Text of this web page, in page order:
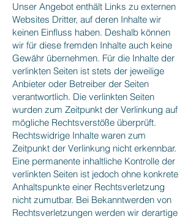
Unser Angebot enthält Links zu externen
Websites Dritter, auf deren Inhalte wir
keinen Einfluss haben. Deshalb können
wir für diese fremden Inhalte auch keine
Gewähr übernehmen. Für die Inhalte der
verlinkten Seiten ist stets der jeweilige
Anbieter oder Betreiber der Seiten
verantwortlich. Die verlinkten Seiten
wurden zum Zeitpunkt der Verlinkung auf
mögliche Rechtsverstöße überprüft.
Rechtswidrige Inhalte waren zum
Zeitpunkt der Verlinkung nicht erkennbar.
Eine permanente inhaltliche Kontrolle der
verlinkten Seiten ist jedoch ohne konkrete
Anhaltspunkte einer Rechtsverletzung
nicht zumutbar. Bei Bekanntwerden von
Rechtsverletzungen werden wir derartige